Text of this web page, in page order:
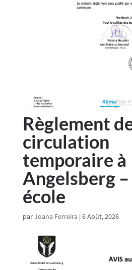
Règlement
circulation
temporaire à
Angelsberg
école
parJoana Ferreira | 6 Août, 2026